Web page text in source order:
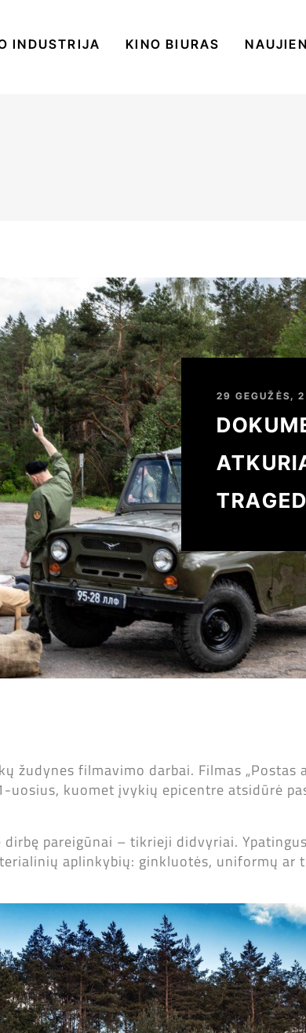
INDUSTRIJA KINO BIURAS
29 GEGUŽĖS,
filmavimo darbai. Filmas „Postas
kuomet įvykių epicentre atsidūrė
pareigūnai – tikrieji didvyriai.
aplinkybių: ginkluotės, uniformų ar